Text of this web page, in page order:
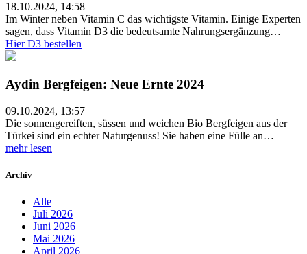
18.10.2024, 14:58
Im Winter neben Vitamin C das wichtigste Vitamin. Einige Experten
sagen, dass Vitamin D3 die bedeutsamte Nahrungsergänzung…
Hier D3 bestellen
Aydin Bergfeigen: Neue Ernte 2024
09.10.2024, 13:57
Die sonnengereiften, süssen und weichen Bio Bergfeigen aus der
Türkei sind ein echter Naturgenuss! Sie haben eine Fülle an…
mehr lesen
Archiv
Alle
Juli 2026
Juni 2026
Mai 2026
April 2026